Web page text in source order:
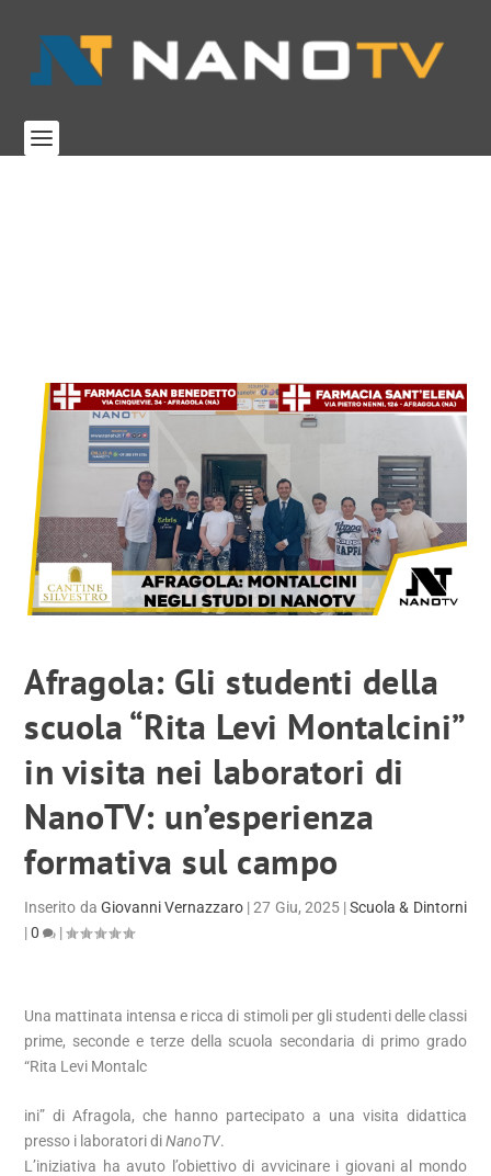
Afragola: Gli studenti della
scuola “Rita Levi Montalcini”
in visita nei laboratori di
NanoTV: un’esperienza
formativa sul campo
Inserito da Giovanni Vernazzaro |27 Giu, 2025|Scuola & Dintorni
|0 |
Una mattinata intensa e ricca di stimoli per gli studenti delle classi
prime, seconde e terze della scuola secondaria di primo grado
“Rita Levi Montalc
ini” di Afragola, che hanno partecipato a una visita didattica
presso i laboratori diNanoTV.
L’iniziativa ha avuto l’obiettivo di avvicinare i giovani al mondo